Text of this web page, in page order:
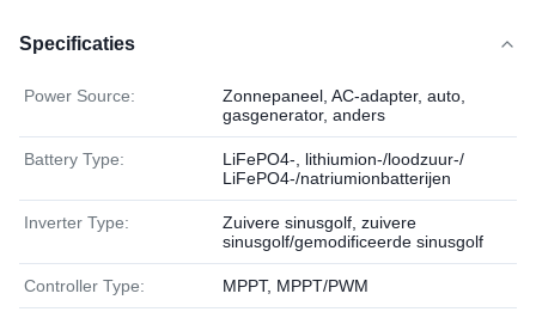
Specificaties
Power Source:
Zonnepaneel, AC-adapter, auto,
gasgenerator, anders
Battery Type:
LiFePO4-, lithiumion-/loodzuur-/
LiFePO4-/natriumionbatterijen
Inverter Type:
Zuivere sinusgolf, zuivere
sinusgolf/gemodificeerde sinusgolf
Controller Type: MPPT, MPPT/PWM